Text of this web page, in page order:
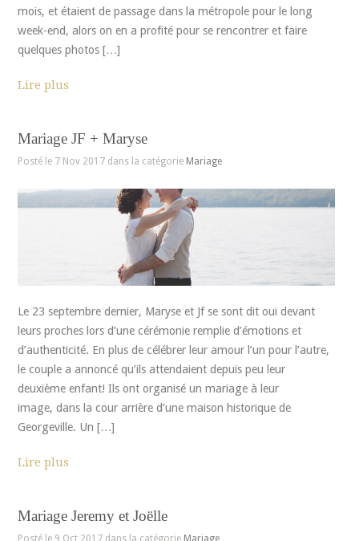
mois, et étaient de passage dans la métropole pour le long
week-end, alors on en a profité pour se rencontrer et faire
quelques photos […]
Lire plus
Mariage JF + Maryse
Posté le 7 Nov 2017 dans la catégorie Mariage
Le 23 septembre dernier, Maryse et Jf se sont dit oui devant
leurs proches lors d’une cérémonie remplie d’émotions et
d’authenticité. En plus de célébrer leur amour l’un pour l’autre,
le couple a annoncé qu’ils attendaient depuis peu leur
deuxième enfant! Ils ont organisé un mariage à leur
image, dans la cour arrière d’une maison historique de
Georgeville. Un […]
Lire plus
Mariage Jeremy et Joëlle